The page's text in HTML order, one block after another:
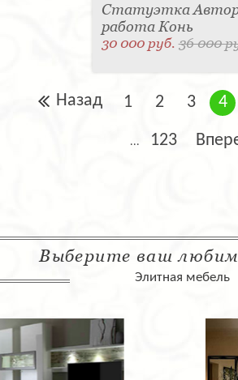
Статуэтка
работа Конь
30 000 руб.36 000
Назад 1 2 3 4
... 123
Выберите ваш
Элитная мебель